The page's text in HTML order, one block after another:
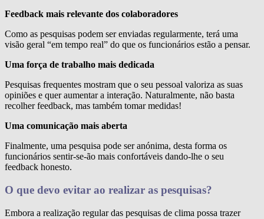
Feedback mais relevante dos colaboradores
Como as pesquisas podem ser enviadas regularmente, terá uma
visão geral “em tempo real” do que os funcionários estão a pensar.
Uma força de trabalho mais dedicada
Pesquisas frequentes mostram que o seu pessoal valoriza as suas
opiniões e quer aumentar a interação. Naturalmente, não basta
recolher feedback, mas também tomar medidas!
Uma comunicação mais aberta
Finalmente, uma pesquisa pode ser anónima, desta forma os
funcionários sentir-se-ão mais confortáveis dando-lhe o seu
feedback honesto.
O que devo evitar ao realizar as pesquisas?
Embora a realização regular das pesquisas de clima possa trazer